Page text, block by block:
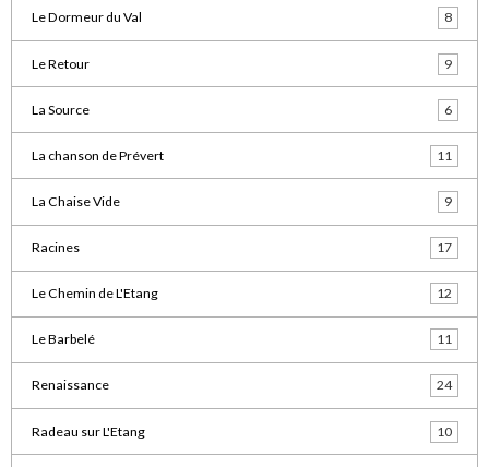
Le Dormeur du Val 8
Le Retour 9
La Source 6
La chanson de Prévert 11
La Chaise Vide 9
Racines 17
Le Chemin de L'Etang 12
Le Barbelé 11
Renaissance 24
Radeau sur L'Etang 10